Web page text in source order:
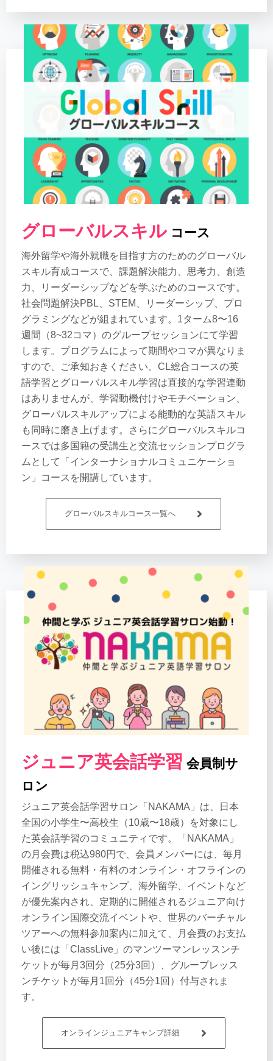
グローバルスキル コース
海外留学や海外就職を目指す方のためのグローバル
スキル育成コースで、課題解決能力、思考力、創造
力、リーダーシップなどを学ぶためのコースです。
社会問題解決PBL、STEM、リーダーシップ、プロ
グラミングなどが組まれています。1ターム8〜16
週間（8~32コマ）のグループセッションにて学習
します。プログラムによって期間やコマが異なりま
すので、ご承知おきください。CL総合コースの英
語学習とグローバルスキル学習は直接的な学習連動
はありませんが、学習動機付けやモチベーション、
グローバルスキルアップによる能動的な英語スキル
も同時に磨き上げます。さらにグローバルスキルコ
ースでは多国籍の受講生と交流セッションプログラ
ムとして「インターナショナルコミュニケーショ
ン」コースを開講しています。
グローバルスキルコース一覧へ
ジュニア英会話学習 会員制サ
ロン
ジュニア英会話学習サロン「NAKAMA」は、日本
全国の小学生〜高校生（10歳〜18歳）を対象にし
た英会話学習のコミュニティです。「NAKAMA」
の月会費は税込980円で、会員メンバーには、毎月
開催される無料・有料のオンライン・オフラインの
イングリッシュキャンプ、海外留学、イベントなど
が優先案内され、定期的に開催されるジュニア向け
オンライン国際交流イベントや、世界のバーチャル
ツアーへの無料参加案内に加えて、月会費のお支払
い後には「ClassLive」のマンツーマンレッスンチ
ケットが毎月3回分（25分3回）、グループレッス
ンチケットが毎月1回分（45分1回）付与されま
す。
オンラインジュニアキャンプ詳細